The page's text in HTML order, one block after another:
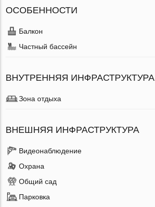
ОСОБЕННОСТИ
Балкон
Частный бассейн
ВНУТРЕННЯЯ ИНФРАСТРУКТУРА
Зона отдыха
ВНЕШНЯЯ ИНФРАСТРУКТУРА
Видеонаблюдение
Охрана
Общий сад
Парковка